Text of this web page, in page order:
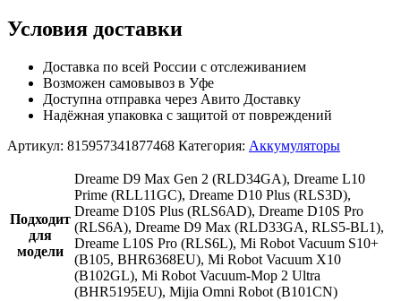
Условия доставки
Доставка по всей России с отслеживанием
Возможен самовывоз в Уфе
Доступна отправка через Авито Доставку
Надёжная упаковка с защитой от повреждений
Артикул: 815957341877468 Категория: Аккумуляторы
Подходит
для
модели
Dreame D9 Max Gen 2 (RLD34GA), Dreame L10
Prime (RLL11GC), Drеаmе D10 Рlus (RLS3D),
Drеаmе D10S Рlus (RLS6АD), Drеаmе D10S Рrо
(RLS6А), Drеаmе D9 Max (RLD33GА, RLS5-BL1),
Drеаmе L10S Рrо (RLS6L), Mi Robot Vacuum S10+
(B105, ВHR6368ЕU), Mi Robot Vacuum X10
(B102GL), Mi Robot Vacuum-Mop 2 Ultra
(BHR5195EU), Mijia Omni Robot (B101CN)